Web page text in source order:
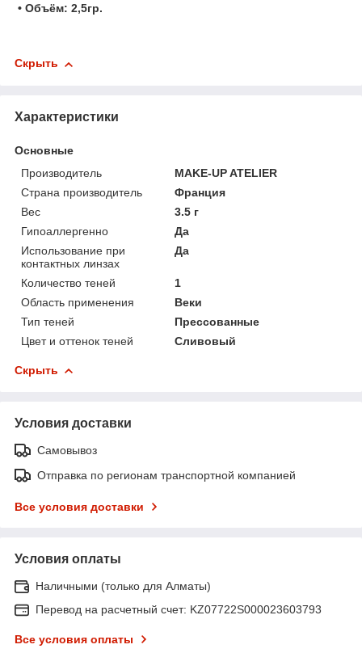
• Объём: 2,5гр.
Скрыть
Характеристики
Основные
Производитель
MAKE-UP ATELIER
Страна производитель
Франция
Вес
3.5 г
Гипоаллергенно
Да
Использование при
контактных линзах
Да
Количество теней
1
Область применения
Веки
Тип теней
Прессованные
Цвет и оттенок теней
Сливовый
Скрыть
Условия доставки
Самовывоз
Отправка по регионам транспортной компанией
Все условия доставки
Условия оплаты
Наличными (только для Алматы)
Перевод на расчетный счет: KZ07722S000023603793
Все условия оплаты